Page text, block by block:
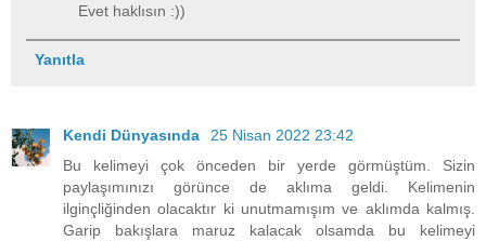
Evet haklısın :))
Yanıtla
Kendi Dünyasında
25 Nisan 2022 23:42
Bu kelimeyi çok önceden bir yerde görmüştüm. Sizin
paylaşımınızı görünce de aklıma geldi. Kelimenin
ilginçliğinden olacaktır ki unutmamışım ve aklımda kalmış.
Garip bakışlara maruz kalacak olsamda bu kelimeyi